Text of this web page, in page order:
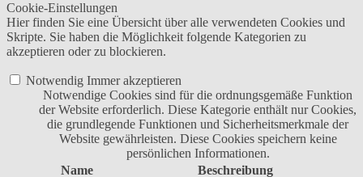
Cookie-Einstellungen
Hier finden Sie eine Übersicht über alle verwendeten Cookies und
Skripte. Sie haben die Möglichkeit folgende Kategorien zu
akzeptieren oder zu blockieren.
Notwendig Immer akzeptieren
Notwendige Cookies sind für die ordnungsgemäße Funktion
der Website erforderlich. Diese Kategorie enthält nur Cookies,
die grundlegende Funktionen und Sicherheitsmerkmale der
Website gewährleisten. Diese Cookies speichern keine
persönlichen Informationen.
Name
Beschreibung